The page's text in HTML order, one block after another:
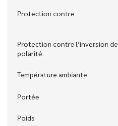
Protection contre
Protection contre l’inversion de
polarité
Température ambiante
Portée
Poids